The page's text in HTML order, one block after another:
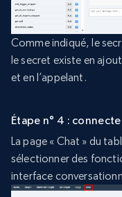
Comme indiqué, le
le secret existe en
et en l’appelant.
Étape n° 4 :
La page « Chat » du
sélectionner des
interface